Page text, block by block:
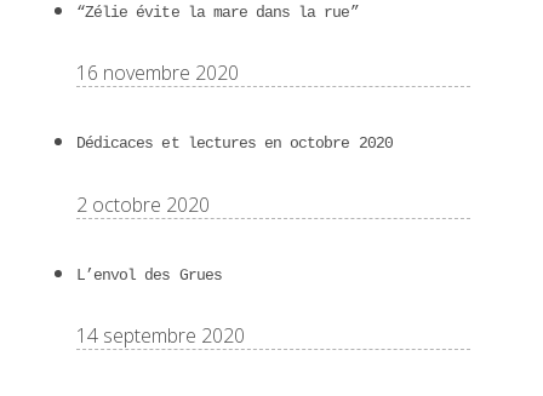
“Zélie évite la mare dans la rue”
16 novembre 2020
Dédicaces et lectures en octobre 2020
2 octobre 2020
L’envol des Grues
14 septembre 2020